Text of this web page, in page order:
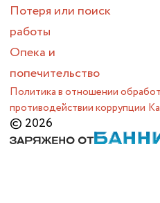
Потеря или поиск
работы
Опека и
попечительство
Политика в отношении
противодействии коррупции
© 2026